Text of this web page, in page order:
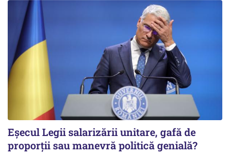
Eșecul Legii salarizării unitare, gafă de
proporții sau manevră politică genială?